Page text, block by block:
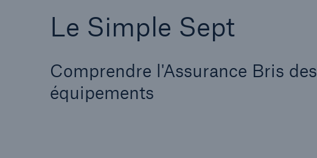
Le Simple Sept
Comprendre l'Assurance Bris des
équipements